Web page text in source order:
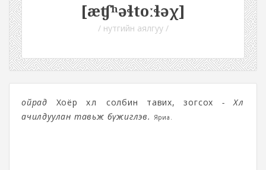
[æʧʰəɬtoːɬəχ]
/ нутгийн аялгуу /
ойрад Хоёр хөлөө солбин тавих, зогсох - Хөлөө
ачилдуулан тавьж бүжиглэв. Яриа.